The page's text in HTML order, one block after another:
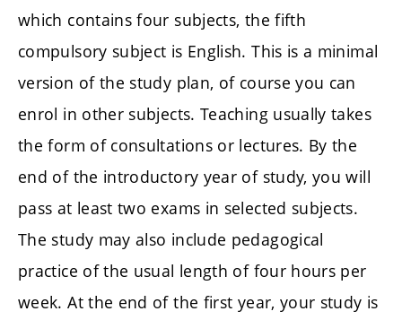
which contains four subjects, the fifth
compulsory subject is English. This is a minimal
version of the study plan, of course you can
enrol in other subjects. Teaching usually takes
the form of consultations or lectures. By the
end of the introductory year of study, you will
pass at least two exams in selected subjects.
The study may also include pedagogical
practice of the usual length of four hours per
week. At the end of the first year, your study is